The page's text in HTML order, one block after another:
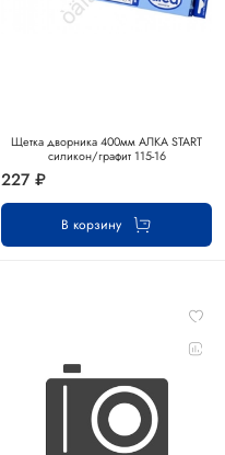
Щетка дворника 400мм АЛКА START
силикон/графит 115-16
227 ₽
В корзину